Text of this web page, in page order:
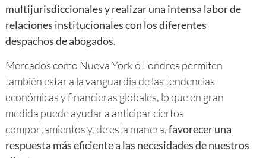
multijurisdiccionales y realizar una intensa labor de
relaciones institucionales con los diferentes
despachos de abogados.
Mercados como Nueva York o Londres permiten
también estar a la vanguardia de las tendencias
económicas y financieras globales, lo que en gran
medida puede ayudar a anticipar ciertos
comportamientos y, de esta manera,favorecer una
respuesta más eficiente a las necesidades de nuestros